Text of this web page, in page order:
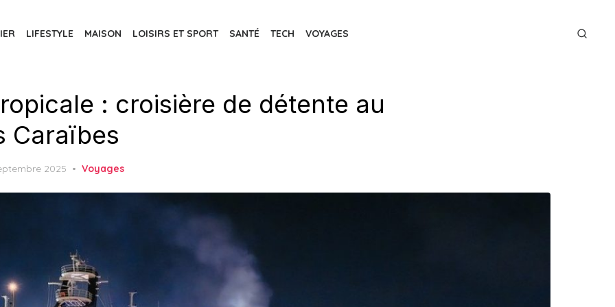
LIFESTYLE MAISON LOISIRS ET SPORT SANTÉ TECH VOYAGES
: croisière de détente au
2025 Voyages